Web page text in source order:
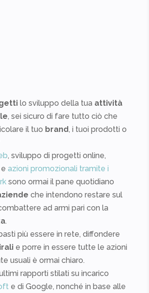
lo sviluppo della tua attività
, sei sicuro di fare tutto ciò che
il tuo brand, i tuoi prodotti o
, sviluppo di progetti online,
e azioni promozionali tramite i
sono ormai il pane quotidiano
che intendono restare sul
ad armi pari con la
.
più essere in rete, diffondere
e porre in essere tutte le azioni
usuali è ormai chiaro.
rapporti stilati su incarico
e di Google, nonché in base alle